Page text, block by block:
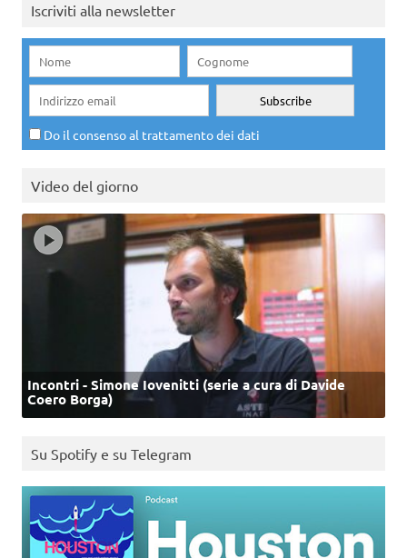
Iscriviti alla newsletter
Do il consenso al trattamento dei dati
Video del giorno
Incontri - Simone Iovenitti (serie a cura di Davide
Coero Borga)
Su Spotify e su Telegram